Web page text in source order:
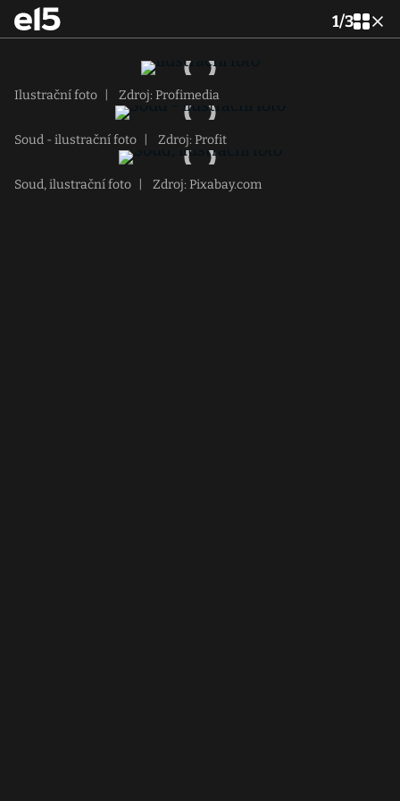
1/3
Ilustrační foto Zdroj: Profimedia
Soud - ilustrační foto Zdroj: Profit
Soud, ilustrační foto Zdroj: Pixabay.com